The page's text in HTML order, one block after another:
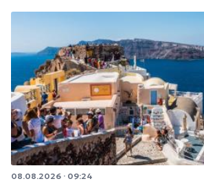
08.08.2026 · 09:24